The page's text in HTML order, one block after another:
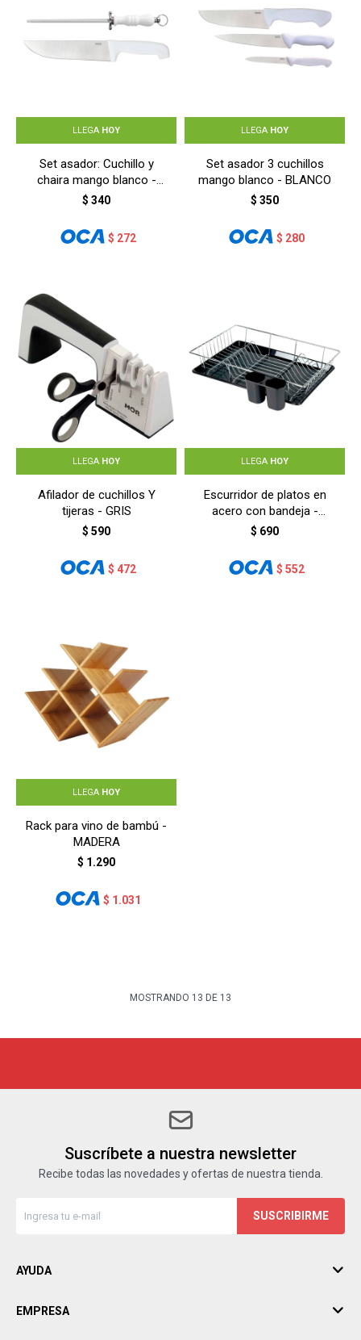
LLEGA HOY
Set asador: Cuchillo y
chaira mango blanco -
BLANCO
$ 340
$ 272
LLEGA HOY
Set asador 3 cuchillos
mango blanco - BLANCO
$ 350
$ 280
LLEGA HOY
Afilador de cuchillos Y
tijeras - GRIS
$ 590
$ 472
LLEGA HOY
Escurridor de platos en
acero con bandeja -
NEGRO
$ 690
$ 552
LLEGA HOY
Rack para vino de bambú -
MADERA
$ 1.290
$ 1.031
MOSTRANDO 13 DE 13
Suscríbete a nuestra newsletter
Recibe todas las novedades y ofertas de nuestra tienda.
SUSCRIBIRME
AYUDA
EMPRESA